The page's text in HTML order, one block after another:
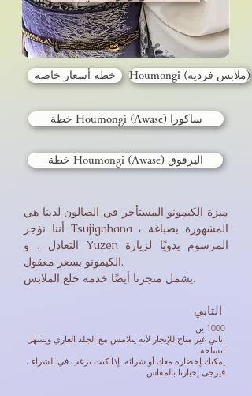
خطة أسعار خاصة Houmongi (ملابس فردية)
خطة Houmongi (Awase) ساكورا
خطة Houmongi (Awase) البرقوق
ميزة الكيمونو المستأجر في الصالون لدينا هي
أننا نؤجر Tsujigahana ، المشهورة بصباغة
التعادل ، و Yuzen المرسوم يدويًا لزيارة
الكيمونو بسعر معقول.
يشمل متجرنا أيضًا خدمة خلع الملابس.
التابي
1000 ين
تابي غير متاح للإيجار لأنه يتلامس مع الجلد العاري ويسهل
اتساخه.
يمكنك إحضاره معك أو شرائه. إذا كنت ترغب في الشراء ،
فيرجى إخبارنا بالمقاس.